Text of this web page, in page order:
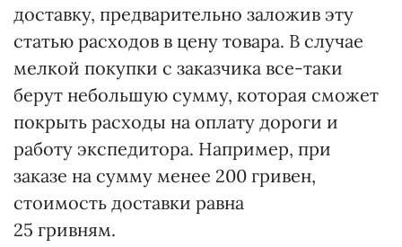
доставку, предварительно заложив эту
статью расходов в цену товара. В случае
мелкой покупки с заказчика все-таки
берут небольшую сумму, которая сможет
покрыть расходы на оплату дороги и
работу экспедитора. Например, при
заказе на сумму менее 200 гривен,
стоимость доставки равна
25 гривням.